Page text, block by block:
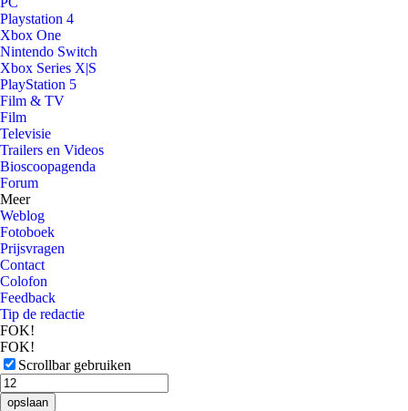
Playstation 4
Xbox One
Nintendo Switch
Xbox Series X|S
PlayStation 5
Film & TV
Film
Televisie
Trailers en Videos
Bioscoopagenda
Forum
Meer
Weblog
Fotoboek
Prijsvragen
Contact
Colofon
Feedback
Tip de redactie
FOK!
FOK!
Scrollbar gebruiken
opslaan